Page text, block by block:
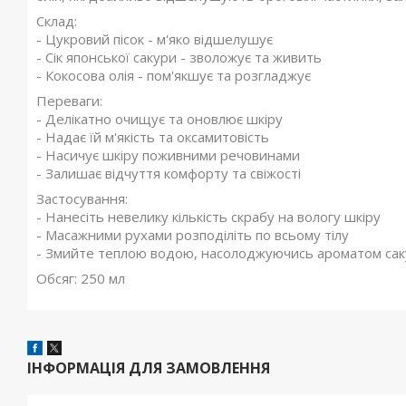
Склад:
- Цукровий пісок - м'яко відшелушує
- Сік японської сакури - зволожує та живить
- Кокосова олія - пом'якшує та розгладжує
Переваги:
- Делікатно очищує та оновлює шкіру
- Надає їй м'якість та оксамитовість
- Насичує шкіру поживними речовинами
- Залишає відчуття комфорту та свіжості
Застосування:
- Нанесіть невелику кількість скрабу на вологу шкіру
- Масажними рухами розподіліть по всьому тілу
- Змийте теплою водою, насолоджуючись ароматом
Обсяг: 250 мл
ІНФОРМАЦІЯ ДЛЯ ЗАМОВЛЕННЯ